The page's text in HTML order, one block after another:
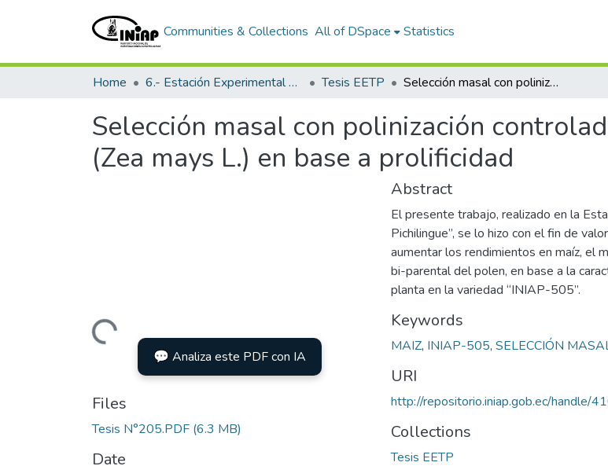
Communities & Collections All of DSpace Statistics
Home 6.- Estación Experimental Tropical Pichilingue Tesis EETP Selección masal con polinización controlada para rendimiento en maíz. (Zea mays L.) en base a prolificidad
Selección masal con polinización
(Zea mays L.) en base a prolificidad
Loading... 💬 Analiza este PDF con IA
Files
Tesis N°205.PDF (6.3 MB)
Date
Abstract
El presente trabajo, realizado en la
Pichilingue”, se lo hizo con el fin de
aumentar los rendimientos en maíz, el
bi-parental del polen, en base a la
planta en la variedad “INIAP-505”.
Keywords
MAIZ, INIAP-505, SELECCIÓN
URI
http://repositorio.iniap.gob.ec/handle/
Collections
Tesis EETP